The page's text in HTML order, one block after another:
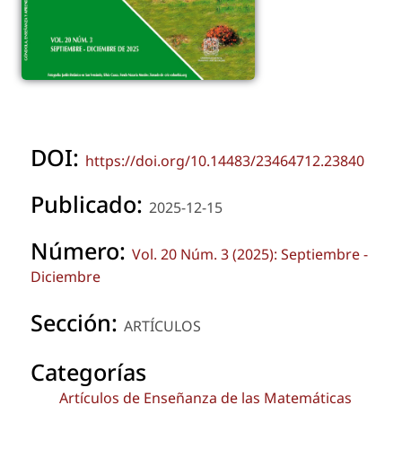
DOI: https://doi.org/10.14483/23464712.23840
Publicado: 2025-12-15
Número: Vol. 20 Núm. 3 (2025): Septiembre -
Diciembre
Sección: ARTÍCULOS
Categorías
Artículos de Enseñanza de las Matemáticas